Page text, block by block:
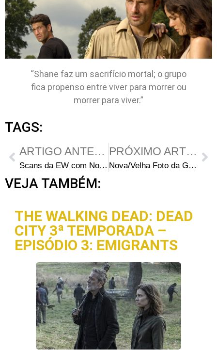
“Shane faz um sacrifício mortal; o grupo
fica propenso entre viver para morrer ou
morrer para viver.”
TAGS:
ARTIGO ANTERIOR
Scans da EW com Novas Imagens da 2ª Temporada
PRÓXIMO ARTIGO
Nova/Velha Foto da Garota da Bicicleta no Set da Season 1
VEJA TAMBÉM:
THE WALKING DEAD: DEAD
CITY 3ª TEMPORADA –
EPISÓDIO 3: EMIGRANTS